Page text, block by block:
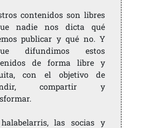
contenidos son libres
nadie nos dicta qué
publicar y qué no. Y
difundimos estos
de forma libre y
con el objetivo de
compartir y
las socias y